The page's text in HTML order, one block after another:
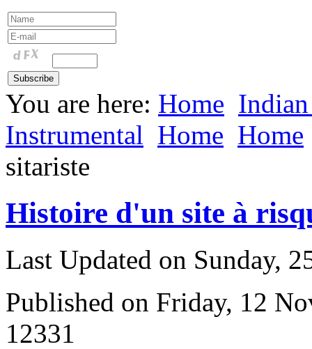
You are here: Home
Instrumental Home Home
sitariste
Histoire d'un site à
Last Updated on Sunday,
Published on Friday, 12
12331